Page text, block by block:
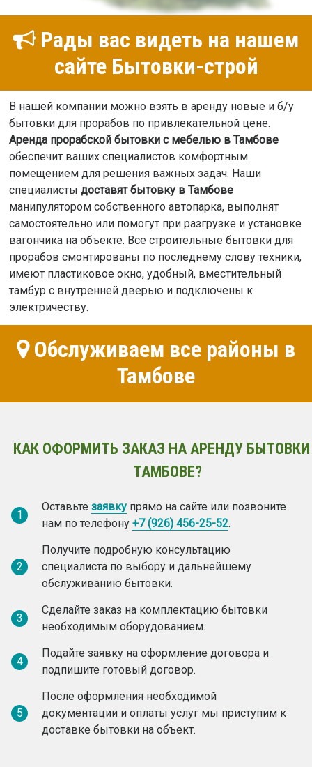
Рады вас видеть на нашем
сайте Бытовки-строй
В нашей компании можно взять в аренду новые и б/у
бытовки для прорабов по привлекательной цене.
Аренда прорабской бытовки с мебелью в Тамбове
обеспечит ваших специалистов комфортным
помещением для решения важных задач. Наши
специалисты доставят бытовку в Тамбове
манипулятором собственного автопарка, выполнят
самостоятельно или помогут при разгрузке и установке
вагончика на объекте. Все строительные бытовки для
прорабов смонтированы по последнему слову техники,
имеют пластиковое окно, удобный, вместительный
тамбур с внутренней дверью и подключены к
электричеству.
Обслуживаем все районы в
Тамбове
КАК ОФОРМИТЬ ЗАКАЗ НА АРЕНДУ БЫТОВКИ
ТАМБОВЕ?
1
Оставьте заявку прямо на сайте или позвоните
нам по телефону +7 (926) 456-25-52.
2
Получите подробную консультацию
специалиста по выбору и дальнейшему
обслуживанию бытовки.
3
Сделайте заказ на комплектацию бытовки
необходимым оборудованием.
4
Подайте заявку на оформление договора и
подпишите готовый договор.
5
После оформления необходимой
документации и оплаты услуг мы приступим к
доставке бытовки на объект.